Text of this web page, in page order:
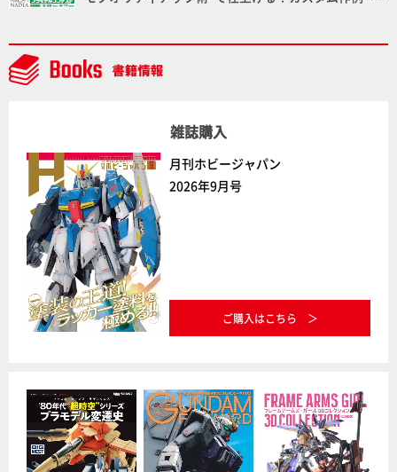
デルコンテスト」～8月17日（月）11:59まで応募受付
中】
雑誌購入
月刊ホビージャパン
2026年9月号
ご購入はこちら